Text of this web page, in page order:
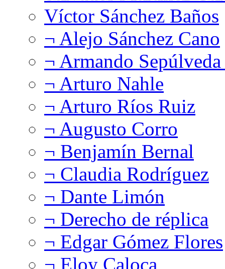
Víctor Sánchez Baños
¬ Alejo Sánchez Cano
¬ Armando
¬ Arturo Nahle
¬ Arturo Ríos Ruiz
¬ Augusto Corro
¬ Benjamín Bernal
¬ Claudia Rodríguez
¬ Dante Limón
¬ Derecho de réplica
¬ Edgar Gómez Flores
¬ Eloy Caloca